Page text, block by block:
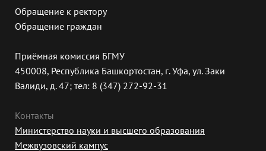
Обращение к ректору
Обращение граждан
Приёмная комиссия БГМУ
450008, Республика Башкортостан, г. Уфа, ул. Заки
Валиди, д. 47; тел: 8 (347) 272-92-31
Контакты
Министерство науки и высшего образования
Межвузовский кампус